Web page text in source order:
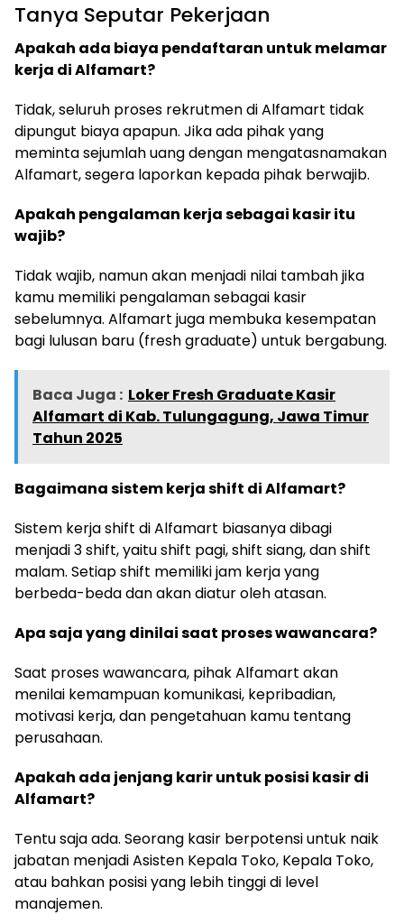
Tanya Seputar Pekerjaan
Apakah ada biaya pendaftaran untuk melamar
kerja di Alfamart?
Tidak, seluruh proses rekrutmen di Alfamart tidak
dipungut biaya apapun. Jika ada pihak yang
meminta sejumlah uang dengan mengatasnamakan
Alfamart, segera laporkan kepada pihak berwajib.
Apakah pengalaman kerja sebagai kasir itu
wajib?
Tidak wajib, namun akan menjadi nilai tambah jika
kamu memiliki pengalaman sebagai kasir
sebelumnya. Alfamart juga membuka kesempatan
bagi lulusan baru (fresh graduate) untuk bergabung.
Baca Juga : Loker Fresh Graduate Kasir
Alfamart di Kab. Tulungagung, Jawa Timur
Tahun 2025
Bagaimana sistem kerja shift di Alfamart?
Sistem kerja shift di Alfamart biasanya dibagi
menjadi 3 shift, yaitu shift pagi, shift siang, dan shift
malam. Setiap shift memiliki jam kerja yang
berbeda-beda dan akan diatur oleh atasan.
Apa saja yang dinilai saat proses wawancara?
Saat proses wawancara, pihak Alfamart akan
menilai kemampuan komunikasi, kepribadian,
motivasi kerja, dan pengetahuan kamu tentang
perusahaan.
Apakah ada jenjang karir untuk posisi kasir di
Alfamart?
Tentu saja ada. Seorang kasir berpotensi untuk naik
jabatan menjadi Asisten Kepala Toko, Kepala Toko,
atau bahkan posisi yang lebih tinggi di level
manajemen.